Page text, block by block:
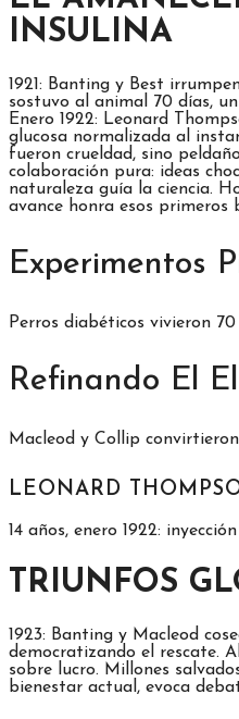
INSULINA
1921: Banting y Best
sostuvo al animal 70 días,
Enero 1922: Leonard
glucosa normalizada al
fueron crueldad, sino
colaboración pura: ideas
naturaleza guía la ciencia.
avance honra esos
Experimentos
Perros diabéticos vivieron
Refinando El
Macleod y Collip
LEONARD
14 años, enero 1922:
TRIUNFOS
1923: Banting y Macleod
democratizando el rescate.
sobre lucro. Millones
bienestar actual, evoca